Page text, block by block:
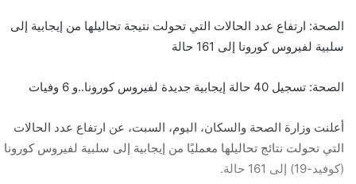
الصحة: ارتفاع عدد الحالات التي تحولت نتيجة تحاليلها من إيجابية إلى
سلبية لفيروس كورونا إلى 161 حالة
الصحة: تسجيل 40 حالة إيجابية جديدة لفيروس كورونا..و 6 وفيات
أعلنت وزارة الصحة والسكان، اليوم، السبت، عن ارتفاع عدد الحالات
التي تحولت نتائج تحاليلها معمليًا من إيجابية إلى سلبية لفيروس كورونا
(كوفيد-19) إلى 161 حالة.